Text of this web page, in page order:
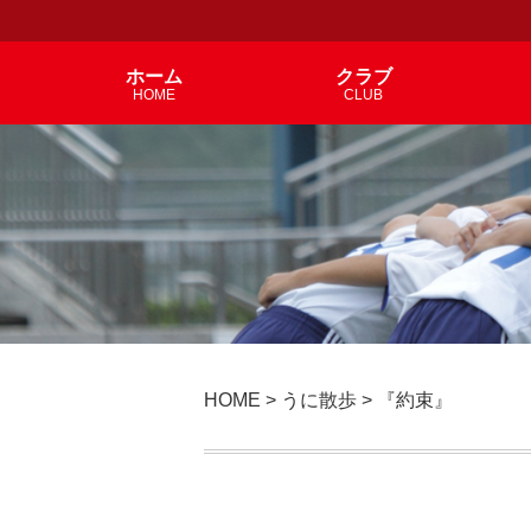
ホーム
HOME
クラブ
CLUB
HOME > うに散歩 > 『約束』